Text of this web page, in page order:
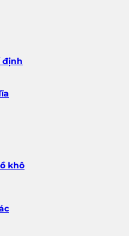
định
khô